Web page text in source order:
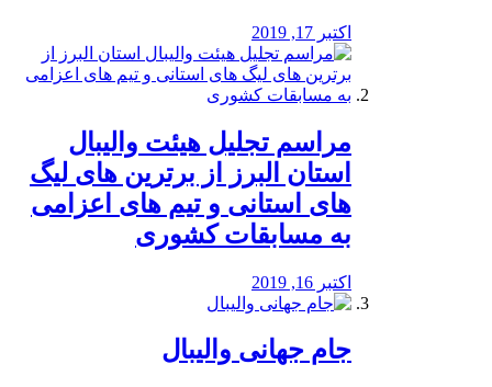
اکتبر 17, 2019
مراسم تجلیل هیئت والیبال
استان البرز از برترین های لیگ
های استانی و تیم های اعزامی
به مسابقات کشوری
اکتبر 16, 2019
جام جهانی والیبال